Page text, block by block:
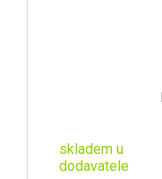
skladem u
dodavatele